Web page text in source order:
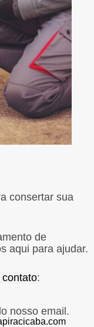
consertar sua
de
aqui para ajudar.
:
nosso email.